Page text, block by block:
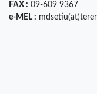
FAX : 09-609 9367
e-MEL :